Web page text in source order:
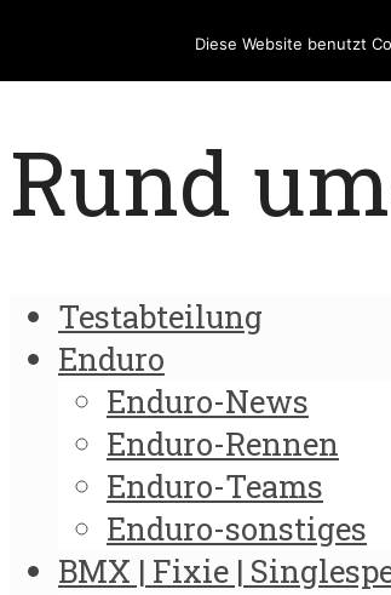
Rund
Testabteilung
Enduro
Enduro-News
Enduro-Rennen
Enduro-Teams
Enduro-sonstiges
BMX | Fixie |
Diese Website benutzt